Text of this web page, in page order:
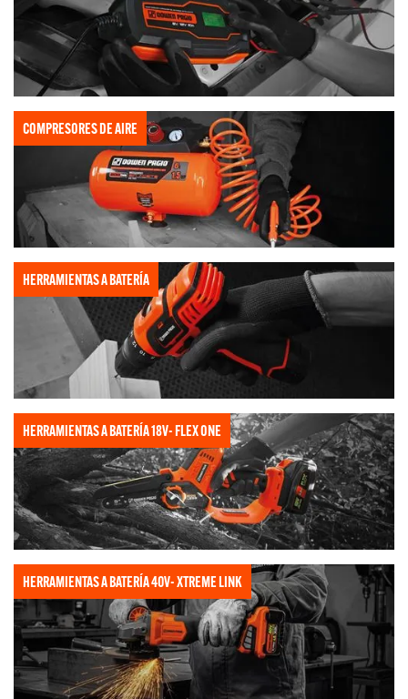
COMPRESORES DE AIRE
HERRAMIENTAS A BATERÍA
HERRAMIENTAS A BATERÍA 18V- FLEX ONE
HERRAMIENTAS A BATERÍA 40V- XTREME LINK